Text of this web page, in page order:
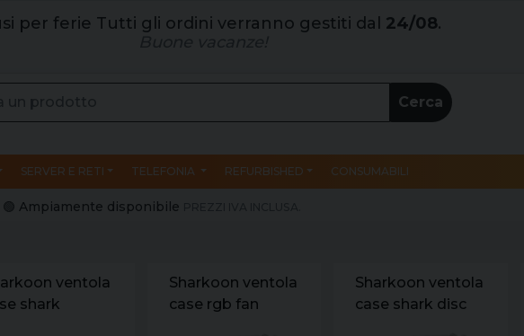
per ferie Tutti gli ordini verranno gestiti dal 24/08.
Cerca
SERVER E RETI TELEFONIA REFURBISHED CONSUMABILI
Ampiamente disponibile
ventola
shark
Sharkoon ventola
case rgb fan
Sharkoon ventola
case shark disc